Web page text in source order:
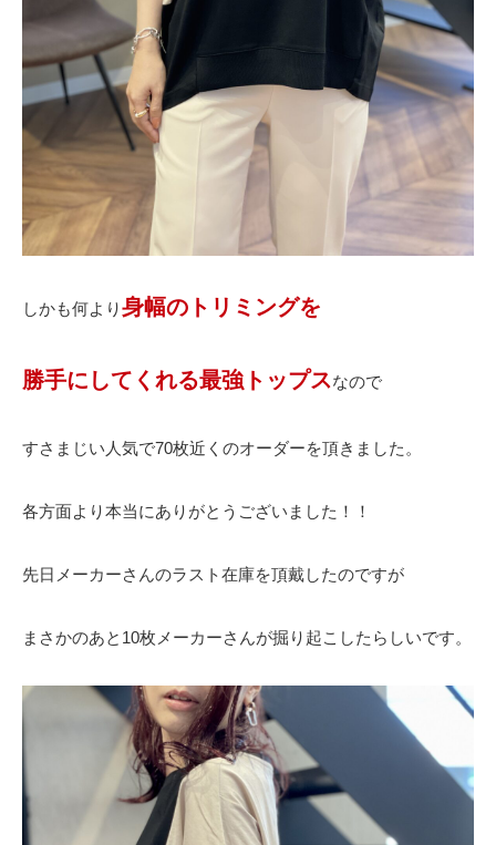
しかも何より身幅のトリミングを
勝手にしてくれる最強トップスなので
すさまじい人気で70枚近くのオーダーを頂きました。
各方面より本当にありがとうございました！！
先日メーカーさんのラスト在庫を頂戴したのですが
まさかのあと10枚メーカーさんが掘り起こしたらしいです。